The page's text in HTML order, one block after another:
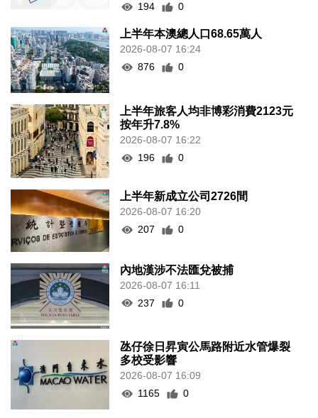
194
0
上半年本澳總人口68.65萬人
2026-08-07 16:24
876
0
上半年旅客人均非博彩消費2123元
按年升7.8%
2026-08-07 16:22
196
0
上半年新成立公司2726間
2026-08-07 16:20
207
0
內地漢涉不法匯兌被捕
2026-08-07 16:11
237
0
氹仔徐日昇寅公馬路附近水管爆裂
多校受影響
2026-08-07 16:09
1165
0